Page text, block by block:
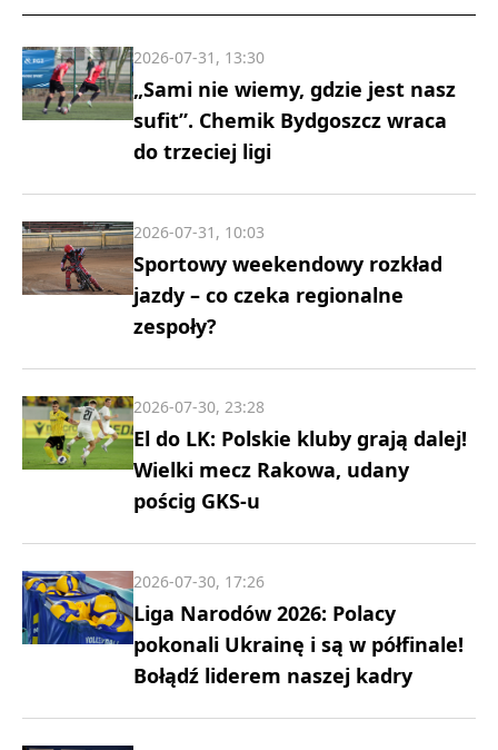
„Sami nie wiemy, gdzie jest nasz
sufit”. Chemik Bydgoszcz wraca
do trzeciej ligi
2026-07-31, 13:30
Sportowy weekendowy rozkład
jazdy – co czeka regionalne
zespoły?
2026-07-31, 10:03
El do LK: Polskie kluby grają dalej!
Wielki mecz Rakowa, udany
pościg GKS-u
2026-07-30, 23:28
Liga Narodów 2026: Polacy
pokonali Ukrainę i są w półfinale!
Bołądź liderem naszej kadry
2026-07-30, 17:26